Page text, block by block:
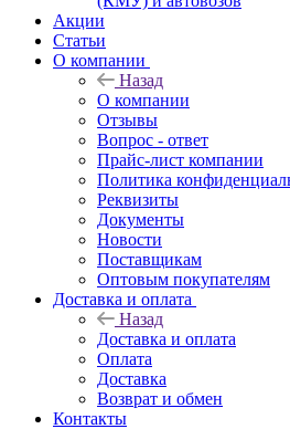
Акции
Статьи
О компании
Назад
О компании
Отзывы
Вопрос - ответ
Прайс-лист компании
Политика
Реквизиты
Документы
Новости
Поставщикам
Оптовым покупателям
Доставка и оплата
Назад
Доставка и оплата
Оплата
Доставка
Возврат и обмен
Контакты